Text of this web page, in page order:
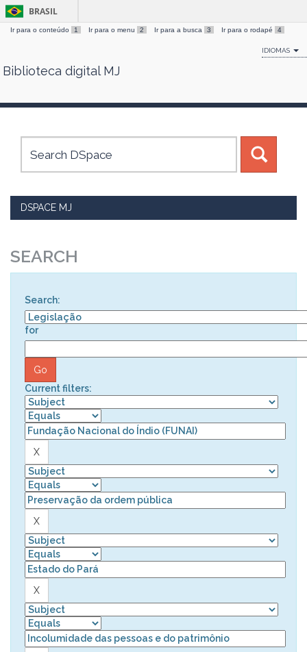
Skip
BRASIL
Ir para o conteúdo 1 Ir para o menu 2 Ir para a busca 3 Ir para o rodapé 4
IDIOMAS
Biblioteca digital MJ
DSPACE MJ
SEARCH
Search:
for
Current filters: